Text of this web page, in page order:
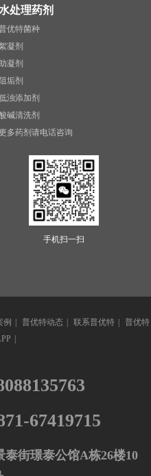
水处理药剂
优特菌种
凝剂
助凝剂
垢剂
浊添加剂
碱清洗剂
多药剂请电话咨询
手机扫一扫
例 | 普优特动态 | 联系普优特 | 普优特
|
67419715
街璟泰公馆A栋26楼10